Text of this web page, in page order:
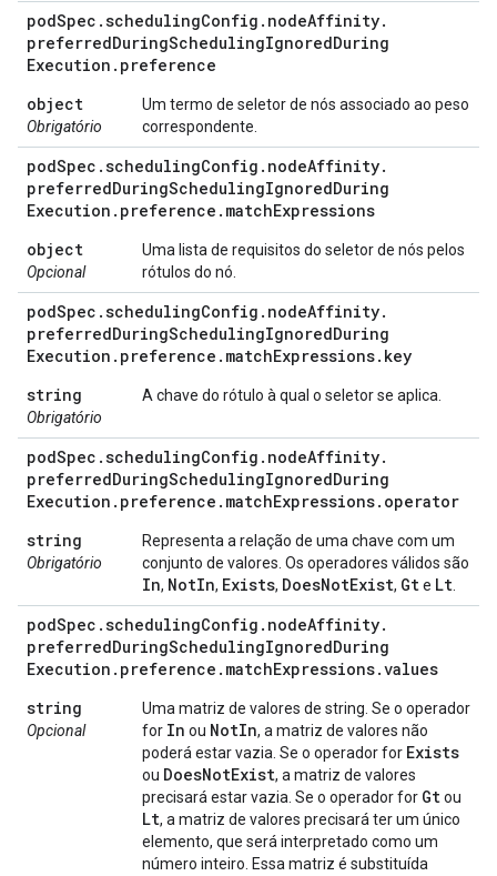
podSpec .schedulingConfig . nodeAffinity.
preferredDuringSchedulingIgnoredDuring
Execution . preference
object
Obrigatório
Um termo de seletor de nós associado ao peso
correspondente.
podSpec .schedulingConfig . nodeAffinity.
preferredDuringSchedulingIgnoredDuring
Execution . preference . matchExpressions
object
Opcional
Uma lista de requisitos do seletor de nós pelos
rótulos do nó.
podSpec .schedulingConfig . nodeAffinity.
preferredDuringSchedulingIgnoredDuring
Execution . preference . matchExpressions. key
string
Obrigatório
A chave do rótulo à qual o seletor se aplica.
podSpec .schedulingConfig . nodeAffinity.
preferredDuringSchedulingIgnoredDuring
Execution . preference . matchExpressions. operator
string
Obrigatório
Representa a relação de uma chave com um
conjunto de valores. Os operadores válidos são
In, NotIn, Exists, DoesNotExist, Gte Lt
podSpec .schedulingConfig . nodeAffinity.
preferredDuringSchedulingIgnoredDuring
Execution . preference . matchExpressions.values
string
Opcional
Uma matriz de valores de string. Se o operador
for In ou NotIn, a matriz de valores não
poderá estar vazia. Se o operador for Exists
ou DoesNotExist, a matriz de valores
precisará estar vazia. Se o operador for Gtou
Lt, a matriz de valores precisará ter um único
elemento, que será interpretado como um
número inteiro. Essa matriz é substituída